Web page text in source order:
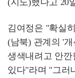
김여정은 "확실
(남북) 관계의 '
생색내려고 안깐
있다"라며 "그러